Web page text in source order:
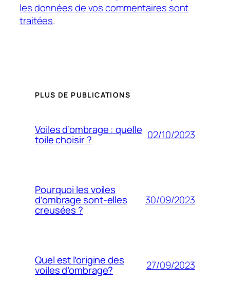
les données de vos commentaires sont
traitées.
PLUS DE PUBLICATIONS
Voiles d’ombrage : quelle
toile choisir ? 02/10/2023
Pourquoi les voiles
d’ombrage sont-elles
creusées ?
30/09/2023
Quel est l’origine des
voiles d’ombrage? 27/09/2023